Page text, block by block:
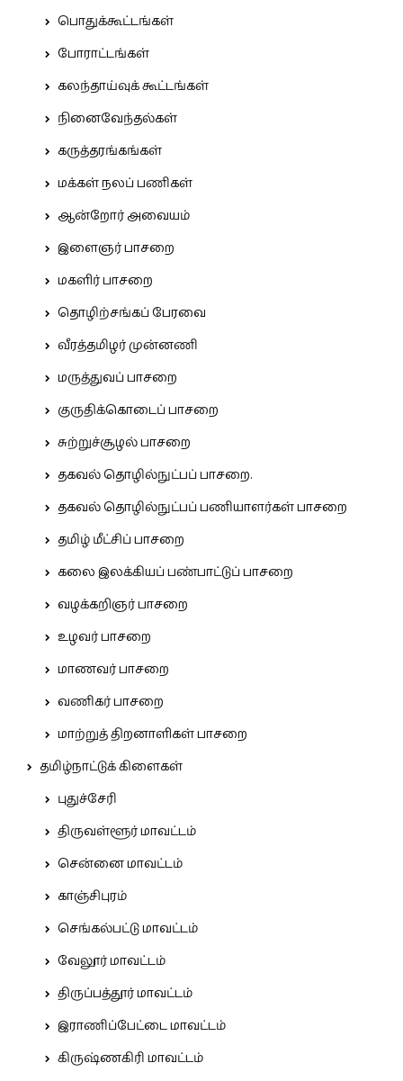
பொதுக்கூட்டங்கள்
போராட்டங்கள்
கலந்தாய்வுக் கூட்டங்கள்
நினைவேந்தல்கள்
கருத்தரங்கங்கள்
மக்கள் நலப் பணிகள்
ஆன்றோர் அவையம்
இளைஞர் பாசறை
மகளிர் பாசறை
தொழிற்சங்கப் பேரவை
வீரத்தமிழர் முன்னணி
மருத்துவப் பாசறை
குருதிக்கொடைப் பாசறை
சுற்றுச்சூழல் பாசறை
தகவல் தொழில்நுட்பப் பாசறை.
தகவல் தொழில்நுட்பப் பணியாளர்கள் பாசறை
தமிழ் மீட்சிப் பாசறை
கலை இலக்கியப் பண்பாட்டுப் பாசறை
வழக்கறிஞர் பாசறை
உழவர் பாசறை
மாணவர் பாசறை
வணிகர் பாசறை
மாற்றுத் திறனாளிகள் பாசறை
தமிழ்நாட்டுக் கிளைகள்
புதுச்சேரி
திருவள்ளூர் மாவட்டம்
சென்னை மாவட்டம்
காஞ்சிபுரம்
செங்கல்பட்டு மாவட்டம்
வேலூர் மாவட்டம்
திருப்பத்தூர் மாவட்டம்
இராணிப்பேட்டை மாவட்டம்
கிருஷ்ணகிரி மாவட்டம்